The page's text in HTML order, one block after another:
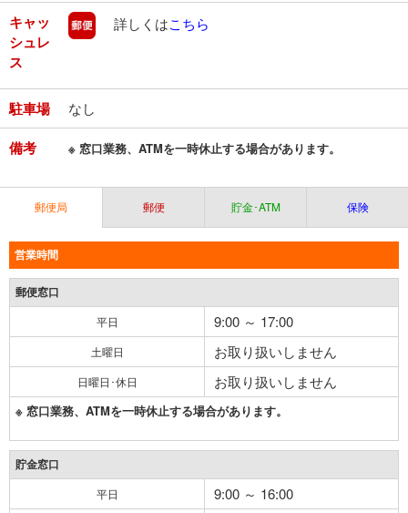
キャッ
シュレ
ス
郵便
詳しくはこちら
駐車場 なし
備考 ※ 窓口業務、ATMを一時休止する場合があります。
郵便局 郵便 貯金･ATM 保険
営業時間
郵便窓口
平日 9:00 ～ 17:00
土曜日 お取り扱いしません
日曜日･休日 お取り扱いしません
※ 窓口業務、ATMを一時休止する場合があります。
貯金窓口
平日 9:00 ～ 16:00